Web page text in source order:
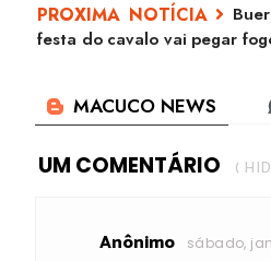
festa do cavalo vai pegar
UM COMENTÁRIO (
Anônimo sábado,